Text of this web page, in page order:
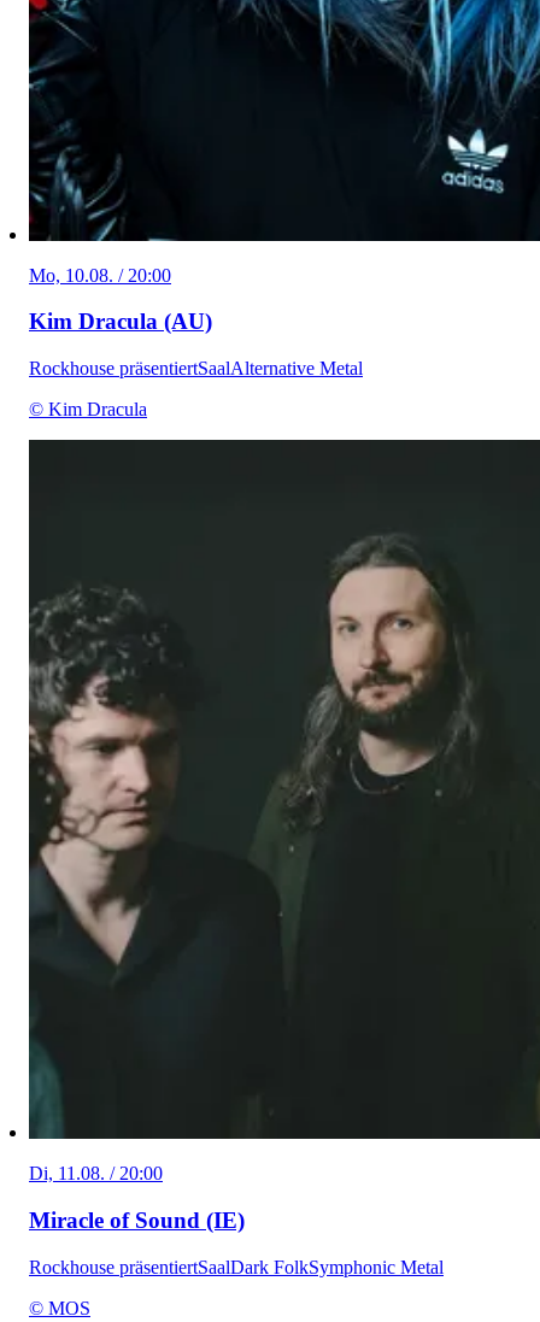
Mo, 10.08. / 20:00
Kim Dracula (AU)
Rockhouse präsentiertSaalAlternative Metal
© Kim Dracula
Di, 11.08. / 20:00
Miracle of Sound (IE)
Rockhouse präsentiertSaalDark FolkSymphonic Metal
© MOS